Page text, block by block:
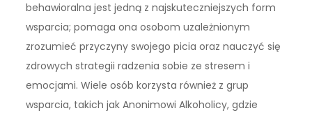
behawioralna jest jedną z najskuteczniejszych form
wsparcia; pomaga ona osobom uzależnionym
zrozumieć przyczyny swojego picia oraz nauczyć się
zdrowych strategii radzenia sobie ze stresem i
emocjami. Wiele osób korzysta również z grup
wsparcia, takich jak Anonimowi Alkoholicy, gdzie